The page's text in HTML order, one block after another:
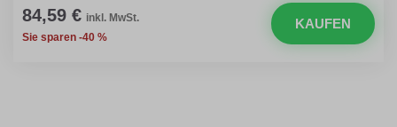
84,59 € inkl. MwSt.
Sie sparen -40 %
KAUFEN